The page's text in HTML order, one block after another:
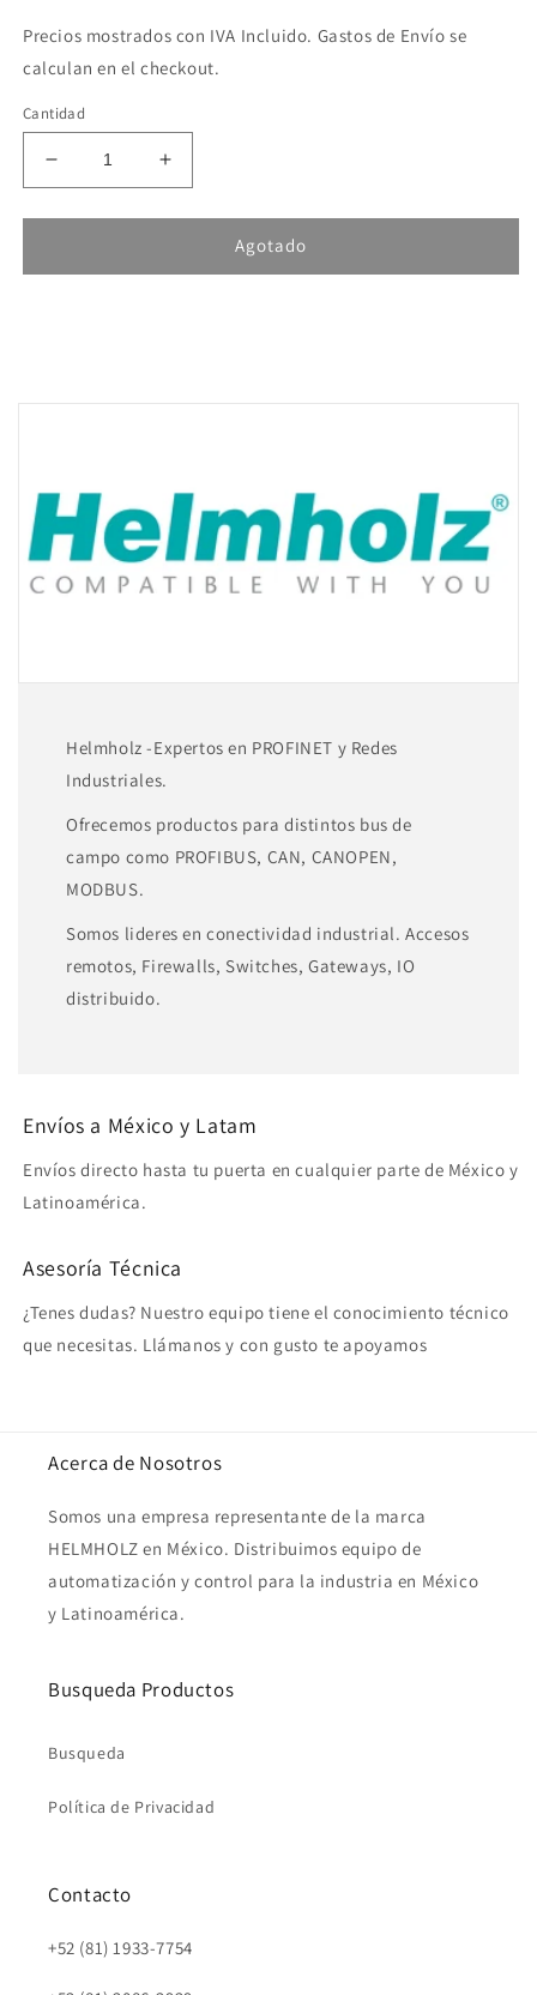
Precios mostrados con IVA Incluido. Gastos de Envío se
calculan en el checkout.
Cantidad
Reducir
cantidad
para
Ethernet-
en
riel
DIN
700-
841-
Aumentar
cantidad
para
Helmholz
Ethernet-
en
riel
DIN
700-
841-
Agotado
Helmholz -Expertos en PROFINET y Redes
Industriales.
Ofrecemos productos para distintos bus de
campo como PROFIBUS, CAN, CANOPEN,
MODBUS.
Somos lideres en conectividad industrial. Accesos
remotos, Firewalls, Switches, Gateways, IO
distribuido.
Envíos a México y Latam
Envíos directo hasta tu puerta en cualquier parte de México y
Latinoamérica.
Asesoría Técnica
¿Tenes dudas? Nuestro equipo tiene el conocimiento técnico
que necesitas. Llámanos y con gusto te apoyamos
Acerca de Nosotros
Somos una empresa representante de la marca
HELMHOLZ en México. Distribuimos equipo de
automatización y control para la industria en México
y Latinoamérica.
Busqueda Productos
Busqueda
Política de Privacidad
Contacto
+52 (81) 1933-7754